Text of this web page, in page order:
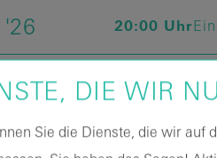
'26 20:00 Uhr
mit der The Kehlani World
feiert mit ihrem aktuellen
von der erfolgreichen
DIE WIR
Sie die Dienste, die wir auf